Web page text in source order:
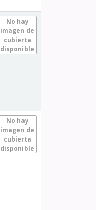
No hay
imagen de
cubierta
disponible
No hay
imagen de
cubierta
disponible